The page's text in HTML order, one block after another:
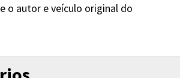
o autor e veículo original do